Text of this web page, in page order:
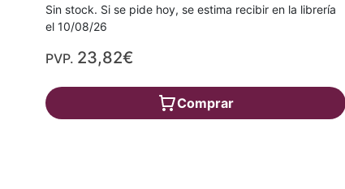
Sin stock. Si se pide hoy, se estima recibir en la librería
el 10/08/26
PVP. 23,82€
Comprar